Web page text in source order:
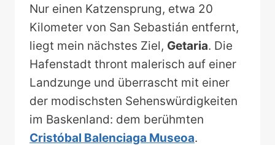
Nur einen Katzensprung, etwa 20
Kilometer von San Sebastián entfernt,
liegt mein nächstes Ziel, Getaria. Die
Hafenstadt thront malerisch auf einer
Landzunge und überrascht mit einer
der modischsten Sehenswürdigkeiten
im Baskenland: dem berühmten
Cristóbal Balenciaga Museoa.